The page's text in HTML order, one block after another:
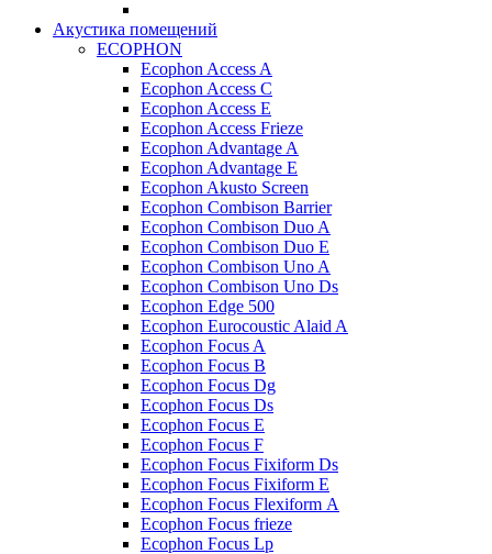
Акустика помещений
ECOPHON
Ecophon Access A
Ecophon Access C
Ecophon Access E
Ecophon Access Frieze
Ecophon Advantage A
Ecophon Advantage E
Ecophon Akusto Screen
Ecophon Combison Barrier
Ecophon Combison Duo A
Ecophon Combison Duo E
Ecophon Combison Uno A
Ecophon Combison Uno Ds
Ecophon Edge 500
Ecophon Eurocoustic Alaid A
Ecophon Focus A
Ecophon Focus B
Ecophon Focus Dg
Ecophon Focus Ds
Ecophon Focus E
Ecophon Focus F
Ecophon Focus Fixiform Ds
Ecophon Focus Fixiform E
Ecophon Focus Flexiform А
Ecophon Focus frieze
Ecophon Focus Lp